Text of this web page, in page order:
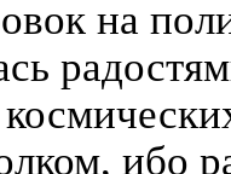
на
ибо